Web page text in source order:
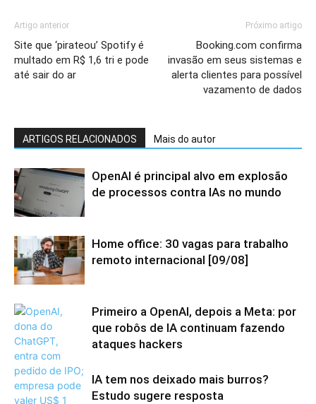
Artigo anterior
Site que ‘pirateou’ Spotify é
multado em R$ 1,6 tri e pode
até sair do ar
Próximo artigo
Booking.com confirma
invasão em seus sistemas e
alerta clientes para possível
vazamento de dados
ARTIGOS RELACIONADOS Mais do autor
OpenAI é principal alvo em explosão
de processos contra IAs no mundo
Home office: 30 vagas para trabalho
remoto internacional [09/08]
Primeiro a OpenAI, depois a Meta: por
que robôs de IA continuam fazendo
ataques hackers
IA tem nos deixado mais burros?
Estudo sugere resposta